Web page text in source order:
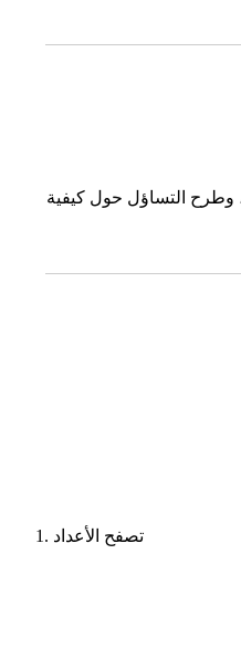
وطرح التساؤل حول كيفية
تصفح الأعداد